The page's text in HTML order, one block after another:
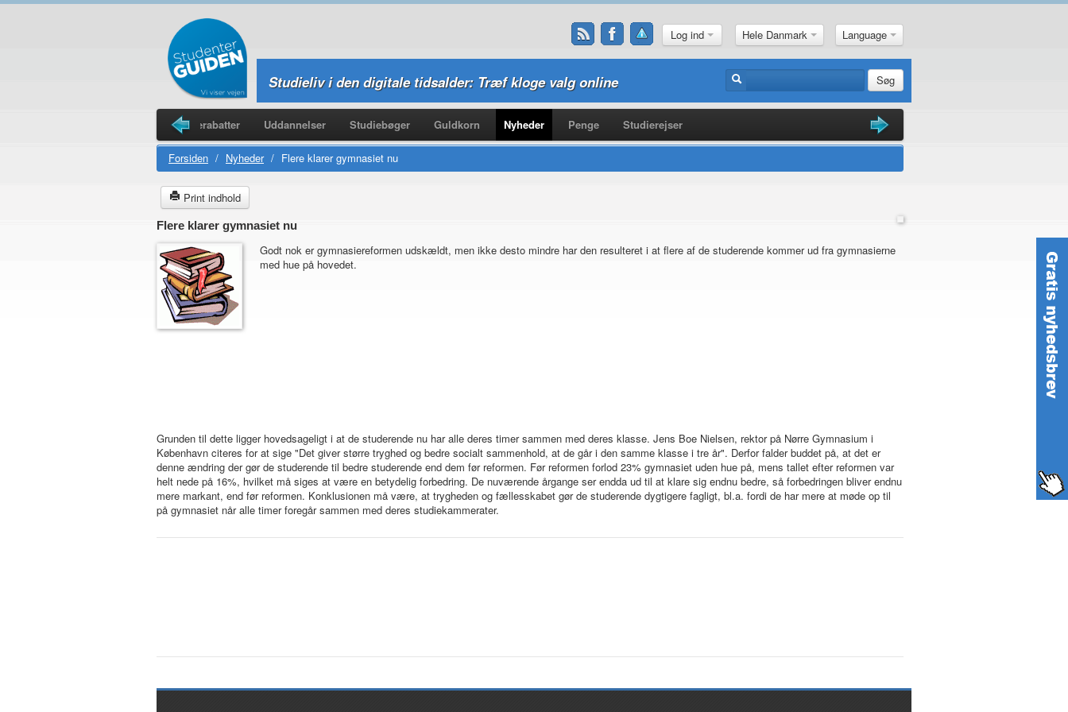
Log ind Hele Danmark Language
Studieliv i den digitale tidsalder: Træf kloge valg online Søg
Studierabatter Uddannelser Studiebøger Guldkorn Nyheder Penge Studierejser
Forsiden / Nyheder / Flere klarer gymnasiet nu
Print indhold
Flere klarer gymnasiet nu
Godt nok er gymnasiereformen udskældt, men ikke desto mindre har den resulteret i at flere af de studerende kommer ud fra gymnasierne
med hue på hovedet.
Grunden til dette ligger hovedsageligt i at de studerende nu har alle deres timer sammen med deres klasse. Jens Boe Nielsen, rektor på Nørre Gymnasium i
København citeres for at sige "Det giver større tryghed og bedre socialt sammenhold, at de går i den samme klasse i tre år". Derfor falder buddet på, at det er
denne ændring der gør de studerende til bedre studerende end dem før reformen. Før reformen forlod 23% gymnasiet uden hue på, mens tallet efter reformen var
helt nede på 16%, hvilket må siges at være en betydelig forbedring. De nuværende årgange ser endda ud til at klare sig endnu bedre, så forbedringen bliver endnu
mere markant, end før reformen. Konklusionen må være, at trygheden og fællesskabet gør de studerende dygtigere fagligt, bl.a. fordi de har mere at møde op til
på gymnasiet når alle timer foregår sammen med deres studiekammerater.